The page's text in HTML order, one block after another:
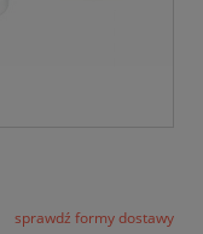
sprawdź formy dostawy